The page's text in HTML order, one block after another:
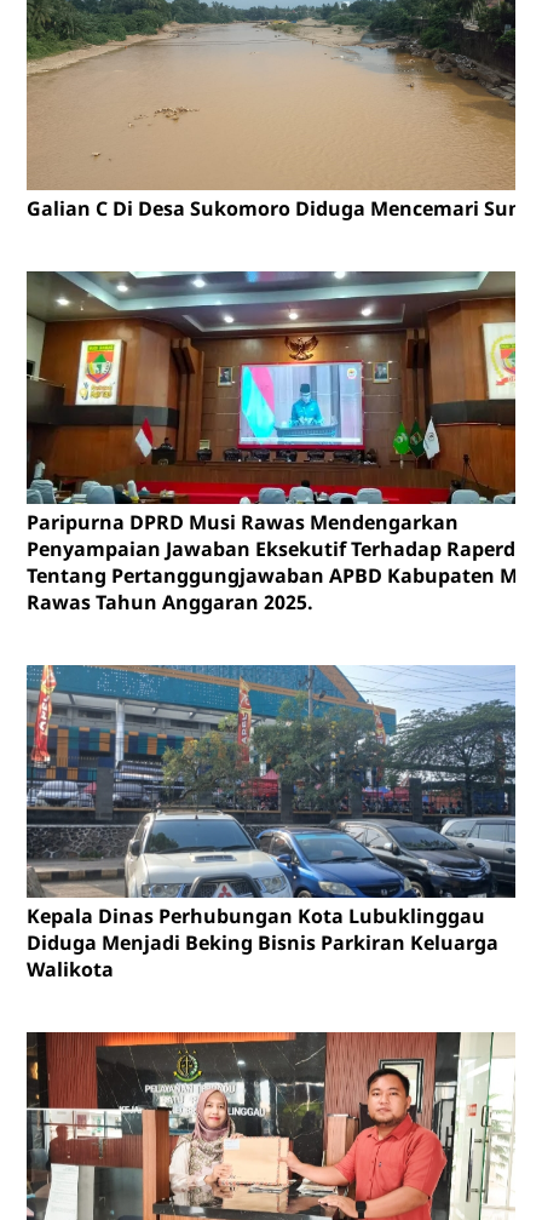
Galian C Di Desa Sukomoro Diduga Mencemari
Paripurna DPRD Musi Rawas Mendengarkan
Penyampaian Jawaban Eksekutif Terhadap Raperda
Tentang Pertanggungjawaban APBD Kabupaten
Rawas Tahun Anggaran 2025.
Kepala Dinas Perhubungan Kota Lubuklinggau
Diduga Menjadi Beking Bisnis Parkiran Keluarga
Walikota